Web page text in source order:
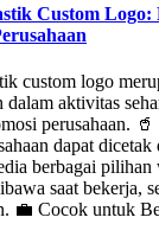
Custom Logo:
custom logo
dalam aktivitas
perusahaan.
dapat dicetak
berbagai
saat bekerja,
💼 Cocok untuk